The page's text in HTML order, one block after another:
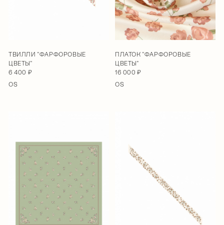
ТВИЛЛИ "ФАРФОРОВЫЕ
ЦВЕТЫ"
6 400 ₽
OS
ПЛАТОК "ФАРФОРОВЫЕ
ЦВЕТЫ"
16 000 ₽
OS